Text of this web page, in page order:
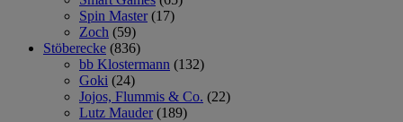
Spin Master (17)
Zoch (59)
Stöberecke (836)
bb Klostermann (132)
Goki (24)
Jojos, Flummis & Co. (22)
Lutz Mauder (189)